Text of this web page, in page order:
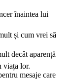
înaintea lui
și cum vrei să
decât aparență
viața lor.
mesaje care